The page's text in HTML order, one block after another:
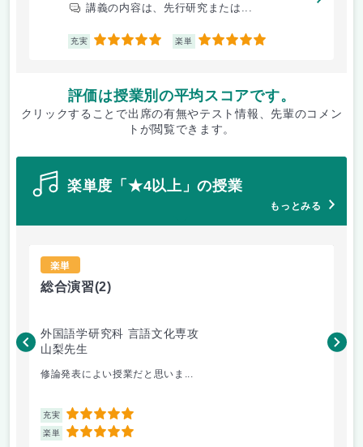
講義の内容は、先行研究または...
充実 5 楽単 5
評価は授業別の平均スコアです。
クリックすることで出席の有無やテスト情報、先輩のコメン
トが閲覧できます。
楽単度「★4以上」の授業
もっとみる
楽単
総合演習(2)
外国語学研究科 言語文化専攻
山梨先生
修論発表によい授業だと思いま...
充実 5
楽単 5
山